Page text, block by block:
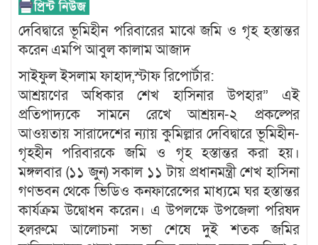
দেবিদ্বারে ভূমিহীন পরিবারের মাঝে জমি ও গৃহ হস্তান্তর
করেন এমপি আবুল কালাম আজাদ
সাইফুল ইসলাম ফাহাদ,স্টাফ রিপোর্টার:
আশ্রয়ণের অধিকার শেখ হাসিনার উপহার” এই
প্রতিপাদ্যকে সামনে রেখে আশ্রয়ন-২ প্রকল্পের
আওয়তায় সারাদেশের ন্যায় কুমিল্লার দেবিদ্বারে ভূমিহীন-
গৃহহীন পরিবারকে জমি ও গৃহ হস্তান্তর করা হয়।
মঙ্গলবার (১১ জুন) সকাল ১১ টায় প্রধানমন্ত্রী শেখ হাসিনা
গণভবন থেকে ভিডিও কনফারেন্সের মাধ্যমে ঘর হস্তান্তর
কার্যক্রম উদ্বোধন করেন। এ উপলক্ষে উপজেলা পরিষদ
হলরুমে আলোচনা সভা শেষে দুই শতক জমির